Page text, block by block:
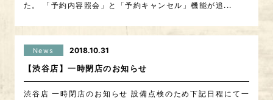
た。 「予約内容照会」と「予約キャンセル」機能が追...
News 2018.10.31
【渋谷店】一時閉店のお知らせ
渋谷店 一時閉店のお知らせ 設備点検のため下記日程にて一